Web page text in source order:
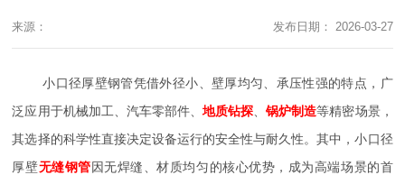
来源： 发布日期： 2026-03-27
小口径厚壁钢管凭借外径小、壁厚均匀、承压性强的特点，广
泛应用于机械加工、汽车零部件、地质钻探 、锅炉制造等精密场景，
其选择的科学性直接决定设备运行的安全性与耐久性。其中，小口径
厚壁无缝钢管因无焊缝、材质均匀的核心优势，成为高端场景的首